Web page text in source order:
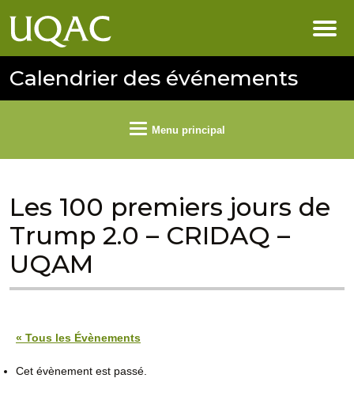
Calendrier des événements
Menu principal
Les 100 premiers jours de
Trump 2.0 – CRIDAQ –
UQAM
« Tous les Évènements
Cet évènement est passé.